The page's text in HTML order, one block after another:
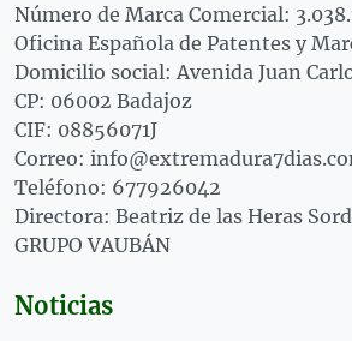
Número de Marca Comercial:
Oficina Española de Patentes y
Domicilio social: Avenida Juan
CP: 06002 Badajoz
CIF: 08856071J
Correo:
Teléfono: 677926042
Directora: Beatriz de las Heras
GRUPO VAUBÁN
Noticias